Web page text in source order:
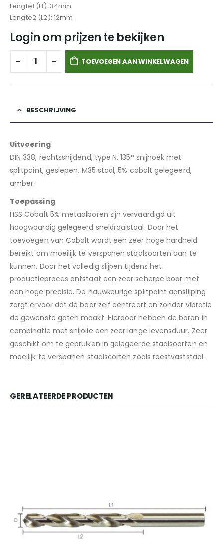
Lengte1 (L1): 34mm
Lengte2 (L2): 12mm
Login om prijzen te bekijken
TOEVOEGEN AAN WINKELWAGEN
BESCHRIJVING
Uitvoering
DIN 338, rechtssnijdend, type N, 135° snijhoek met
splitpoint, geslepen, M35 staal, 5% cobalt gelegeerd,
amber.
Toepassing
HSS Cobalt 5% metaalboren zijn vervaardigd uit
hoogwaardig gelegeerd sneldraaistaal. Door het
toevoegen van Cobalt wordt een zeer hoge hardheid
bereikt om moeilijk te verspanen staalsoorten aan te
kunnen. Door het volledig slijpen tijdens het
productieproces ontstaat een zeer scherpe boor met
een hoge precisie. De nauwkeurige splitpoint aanslijping
zorgt ervoor dat de boor zelf centreert en zonder vibratie
de gewenste gaten maakt. Hierdoor hebben de boren in
combinatie met snijolie een zeer lange levensduur. Zeer
geschikt om te gebruiken in gelegeerde staalsoorten en
moeilijk te verspanen staalsoorten zoals roestvaststaal.
GERELATEERDE PRODUCTEN